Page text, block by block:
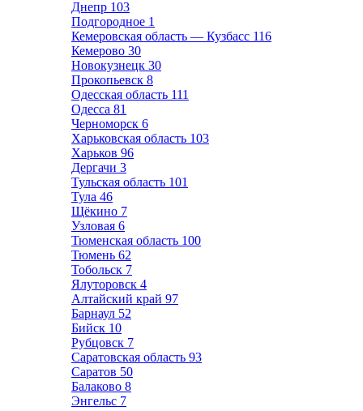
Днепр 103
Подгородное 1
Кемеровская область — Кузбасс 116
Кемерово 30
Новокузнецк 30
Прокопьевск 8
Одесская область 111
Одесса 81
Черноморск 6
Харьковская область 103
Харьков 96
Дергачи 3
Тульская область 101
Тула 46
Щёкино 7
Узловая 6
Тюменская область 100
Тюмень 62
Тобольск 7
Ялуторовск 4
Алтайский край 97
Барнаул 52
Бийск 10
Рубцовск 7
Саратовская область 93
Саратов 50
Балаково 8
Энгельс 7